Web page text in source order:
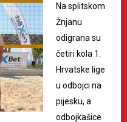
Na splitskom
Žnjanu
odigrana su
četiri kola 1.
Hrvatske lige
u odbojci na
pijesku, a
odbojkašice